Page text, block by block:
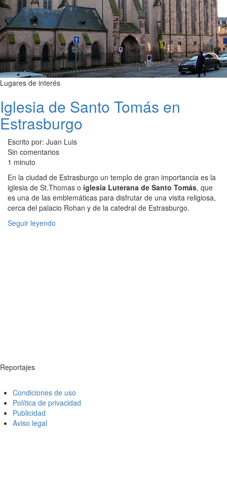
Lugares de interés
Iglesia de Santo Tomás en
Estrasburgo
Escrito por: Juan Luis
Sin comentarios
1 minuto
En la ciudad de Estrasburgo un templo de gran importancia es la
iglesia de St.Thomas o iglesia Luterana de Santo Tomás, que
es una de las emblemáticas para disfrutar de una visita religiosa,
cerca del palacio Rohan y de la catedral de Estrasburgo.
Seguir leyendo
Reportajes
Condiciones de uso
Política de privacidad
Publicidad
Aviso legal